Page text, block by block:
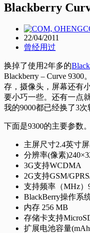
Blackberry
22/04/2011
曾经用过
换掉了使用2年多的
Blackberry – Curve
存，摄像头，屏幕还有
要小巧一些。还有一点
我的9000都已经换了3次
下面是9300的主要参数。
主屏尺寸2.4英寸
分辨率(像素
3G支持WCDMA
2G支持GSM/
支持频率（MHz）
BlackBerry操作系
内存 256 MB
存储卡支持
扩展电池容量